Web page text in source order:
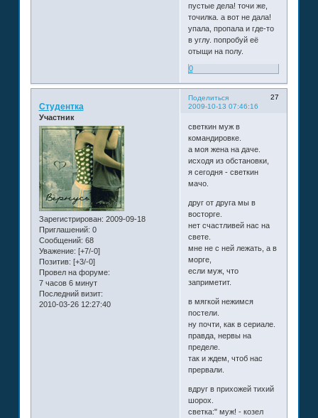
пустые дела! точи же,
точилка. а вот не дала!
упала, пропала и где-то
в углу. попробуй её
отыщи на полу.
0
Поделиться
27
2009-10-13 07:46:16
Студентка
Участник
Зарегистрирован: 2009-09-18
Приглашений: 0
Сообщений: 68
Уважение: [+7/-0]
Позитив: [+3/-0]
Провел на форуме:
7 часов 6 минут
Последний визит:
2010-03-26 12:27:40
светкин муж в
командировке.
а моя жена на даче.
исходя из обстановки,
я сегодня - светкин
мачо.
друг от друга мы в
восторге.
нет счастливей нас на
свете.
мне не с ней лежать, а в
морге,
если муж, что
заприметит.
в мягкой нежимся
постели.
ну почти, как в сериале.
правда, нервы на
пределе.
так и ждем, чтоб нас
прервали.
вдруг в прихожей тихий
шорох.
светка:" муж! - козел